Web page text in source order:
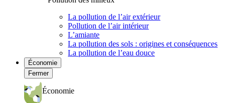
La pollution de l’air extérieur
Pollution de l’air intérieur
L’amiante
La pollution des sols : origines et conséquences
La pollution de l’eau douce
Économie
Fermer
Économie